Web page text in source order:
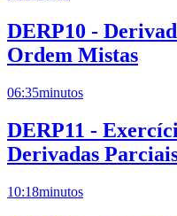
DERP10 -
Ordem Mistas
06:35minutos
DERP11 -
Derivadas
10:18minutos